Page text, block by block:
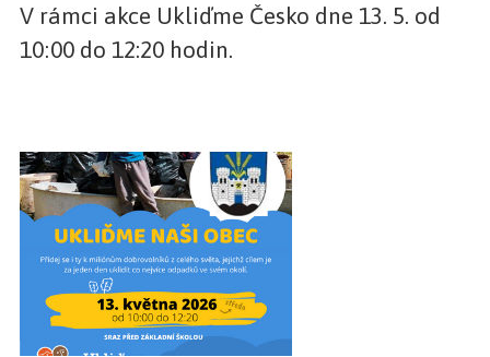
V rámci akce Ukliďme Česko dne 13. 5. od
10:00 do 12:20 hodin.